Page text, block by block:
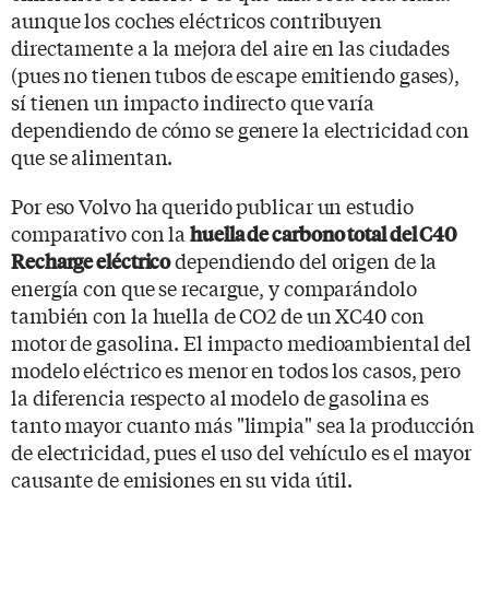
aunque los coches eléctricos contribuyen
directamente a la mejora del aire en las ciudades
(pues no tienen tubos de escape emitiendo gases),
sí tienen un impacto indirecto que varía
dependiendo de cómo se genere la electricidad con
que se alimentan.
Por eso Volvo ha querido publicar un estudio
comparativo con lahuella de carbono total del C40
Recharge eléctricodependiendo del origen de la
energía con que se recargue, y comparándolo
también con la huella de CO2 de un XC40 con
motor de gasolina. El impacto medioambiental del
modelo eléctrico es menor en todos los casos, pero
la diferencia respecto al modelo de gasolina es
tanto mayor cuanto más "limpia" sea la producción
de electricidad, pues el uso del vehículo es el mayor
causante de emisiones en su vida útil.